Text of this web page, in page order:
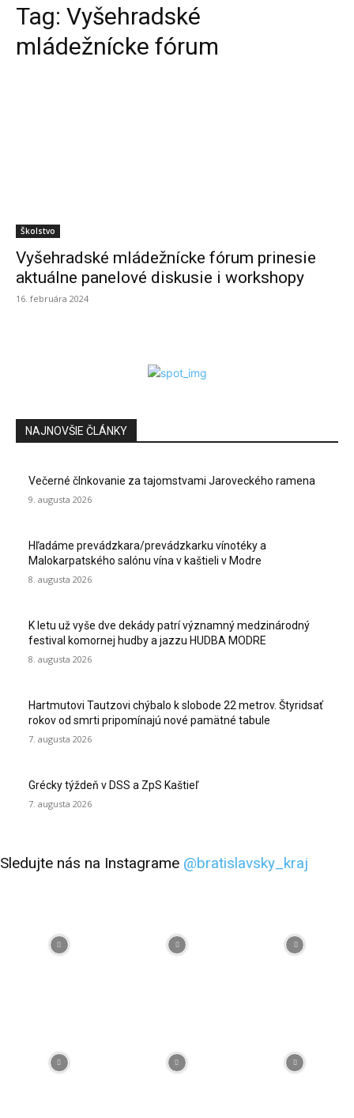
Tag: Vyšehradské
mládežnícke fórum
Školstvo
Vyšehradské mládežnícke fórum prinesie
aktuálne panelové diskusie i workshopy
16. februára 2024
NAJNOVŠIE ČLÁNKY
Večerné člnkovanie za tajomstvami Jaroveckého ramena
9. augusta 2026
Hľadáme prevádzkara/prevádzkarku vínotéky a
Malokarpatského salónu vína v kaštieli v Modre
8. augusta 2026
K letu už vyše dve dekády patrí významný medzinárodný
festival komornej hudby a jazzu HUDBA MODRE
8. augusta 2026
Hartmutovi Tautzovi chýbalo k slobode 22 metrov. Štyridsať
rokov od smrti pripomínajú nové pamätné tabule
7. augusta 2026
Grécky týždeň v DSS a ZpS Kaštieľ
7. augusta 2026
Sledujte nás na Instagrame @bratislavsky_kraj